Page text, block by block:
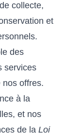
collecte,
et
des
services
nos offres.
à la
et nos
de la Loi